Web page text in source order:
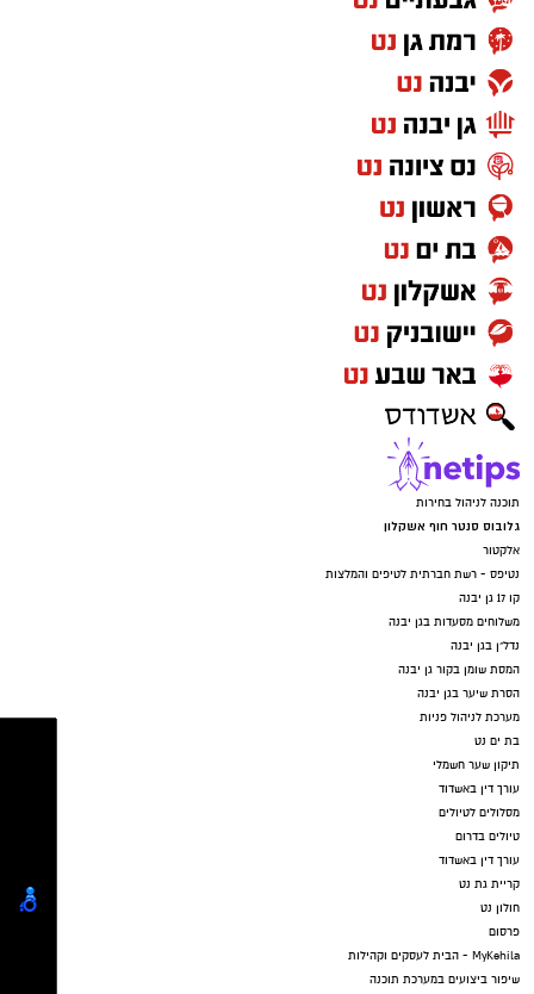
תוכנה לניהול בחירות
גלובוס סנטר חוף אשקלון
אלקטור
נטיפס - רשת חברתית לטיפים והמלצות
קו 17 גן יבנה
משלוחים מסעדות בגן יבנה
נדל"ן בגן יבנה
המסת שומן בקור גן יבנה
הסרת שיער בגן יבנה
מערכת לניהול פניות
בת ים נט
תיקון שער חשמלי
עורך דין באשדוד
מסלולים לטיולים
טיולים בדרום
עורך דין באשדוד
קריית גת נט
חולון נט
פרסום
MyKehila - הבית לעסקים וקהילות
שיפור ביצועים במערכת תוכנה